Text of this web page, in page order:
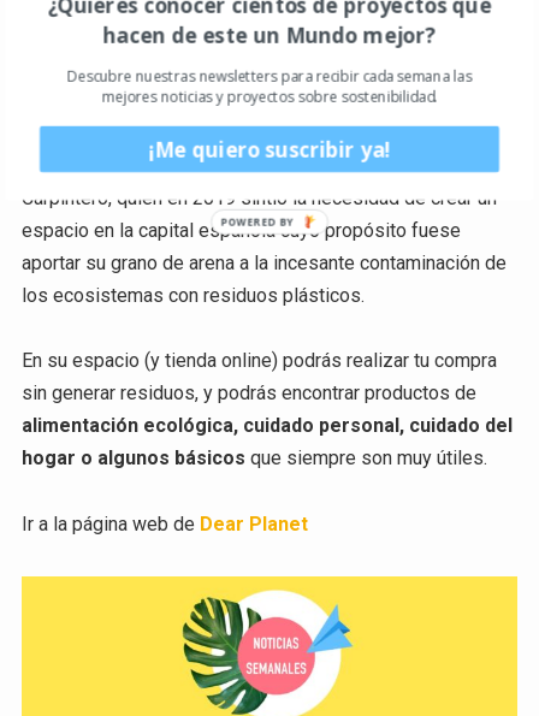
Ir a la página web de Linverd
Dear Planet
Otro proyecto que llegadirectamente desde Madrid y
con envío a toda la península
. Su fundadora es Rebeca
Carpintero, quien en 2019 sintió la necesidad de crear un
espacio en la capital española cuyo propósito fuese
aportar su grano de arena a la incesante contaminación de
los ecosistemas con residuos plásticos.
En su espacio (y tienda online) podrás realizar tu compra
sin generar residuos, y podrás encontrar productos de
alimentación ecológica, cuidado personal, cuidado del
hogar o algunos básicos que siempre son muy útiles.
Ir a la página web de Dear Planet
hacen de este un Mundo mejor?
Descubre nuestras newsletters para recibir cada semana las
mejores noticias y proyectos sobre sostenibilidad.
¡Me quiero suscribir ya!